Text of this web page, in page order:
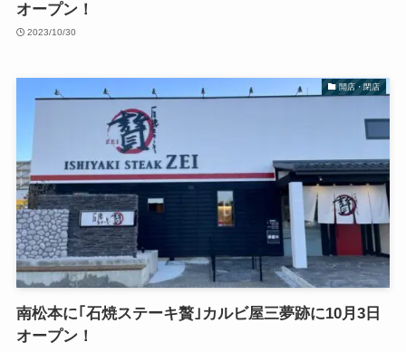
オープン！
2023/10/30
開店・閉店
南松本に｢石焼ステーキ贅｣カルビ屋三夢跡に10月3日
オープン！